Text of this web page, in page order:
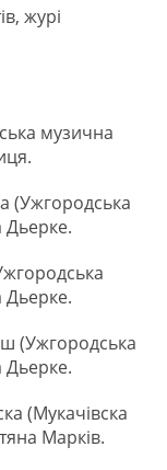
журі
музична
(Ужгородська
Дьерке.
Дьерке.
(Ужгородська
Дьерке.
(Мукачівска
Марків.